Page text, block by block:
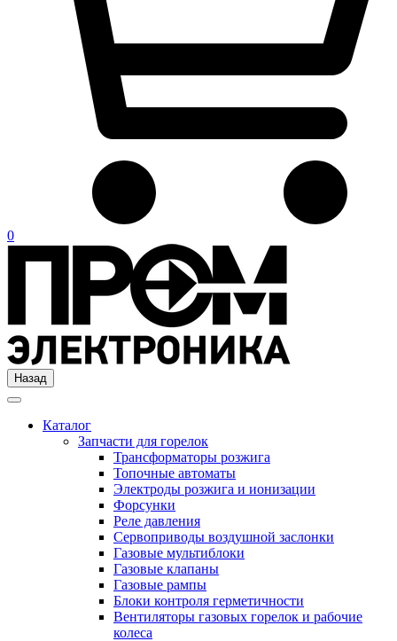
0
Назад
Каталог
Запчасти для горелок
Трансформаторы розжига
Топочные автоматы
Электроды розжига и ионизации
Форсунки
Реле давления
Сервоприводы воздушной заслонки
Газовые мультиблоки
Газовые клапаны
Газовые рампы
Блоки контроля герметичности
Вентиляторы газовых горелок и рабочие
колеса